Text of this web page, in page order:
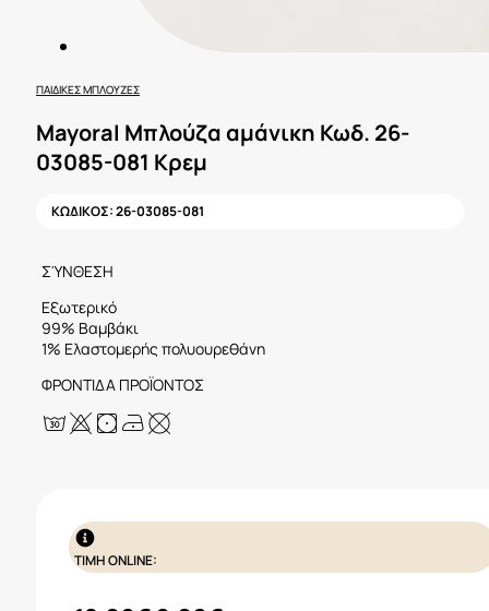
ΠΑΙΔΙΚΈΣ ΜΠΛΟΎΖΕΣ
Mayoral Μπλούζα αμάνικη Κωδ. 26-
03085-081 Κρεμ
ΚΩΔΙΚΟΣ:26-03085-081
ΣΎΝΘΕΣΗ
Εξωτερικό
99% Βαμβάκι
1% Ελαστομερής πολυουρεθάνη
ΦΡΟΝΤΙΔΑ ΠΡΟΪΟΝΤΟΣ
ΤΙΜΗ ONLINE: